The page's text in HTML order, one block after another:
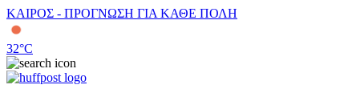
ΚΑΙΡΟΣ - ΠΡΟΓΝΩΣΗ ΓΙΑ ΚΑΘΕ ΠΟΛΗ
32°C